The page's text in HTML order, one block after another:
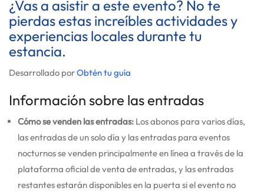
¿Vas a asistir a este evento? No te
pierdas estas increíbles actividades y
experiencias locales durante tu
estancia.
Desarrollado porObtén tu guía
Información sobre las entradas
Cómo se venden las entradas: Los abonos para varios días,
las entradas de un solo día y las entradas para eventos
nocturnos se venden principalmente en línea a través de la
plataforma oficial de venta de entradas, y las entradas
restantes estarán disponibles en la puerta si el evento no